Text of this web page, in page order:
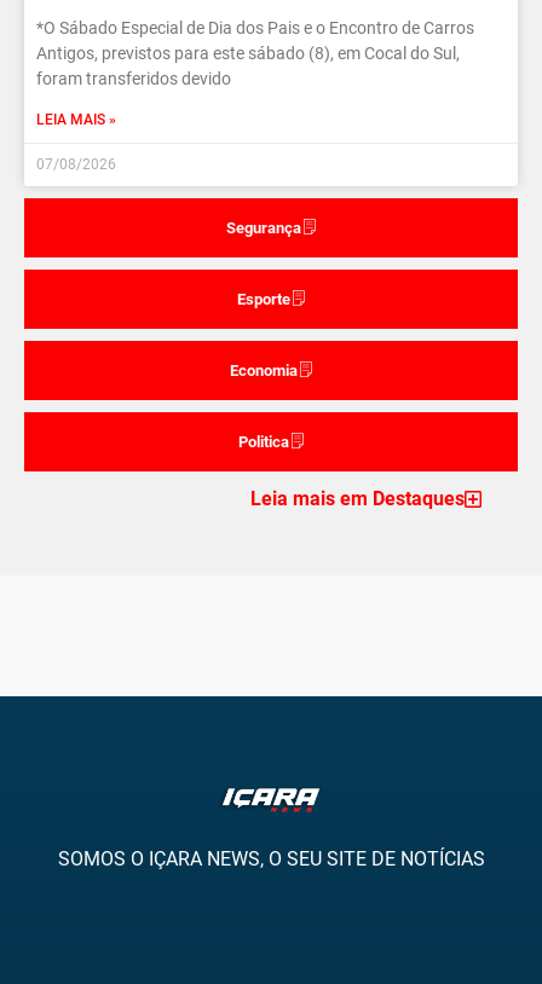
Segurança
Esporte
Economia
Politica
*O Sábado Especial de Dia dos Pais e o Encontro de Carros
Antigos, previstos para este sábado (8), em Cocal do Sul,
foram transferidos devido
LEIA MAIS »
07/08/2026
Leia mais em Destaques
SOMOS O IÇARA NEWS, O SEU SITE DE NOTÍCIAS